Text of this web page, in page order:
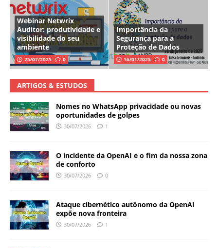
Webinar Netwrix
Auditor: produtividade e
visibilidade do seu
ambiente
25/07/2025 0
Importância da
Segurança para a
Proteção de Dados
16/01/2025 0
ARTIGOS & ESTUDOS
Nomes no WhatsApp privacidade ou novas
oportunidades de golpes
30/07/2026 1
O incidente da OpenAI e o fim da nossa zona
de conforto
30/07/2026 0
Ataque cibernético autônomo da OpenAI
expõe nova fronteira
30/07/2026 1